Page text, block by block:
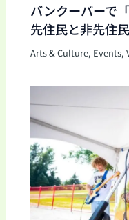
バンクーバーで
先住民と非先住
Arts & Culture, Events,